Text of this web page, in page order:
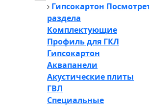
Гипсокартон
раздела
Комплектующие
Профиль для ГКЛ
Гипсокартон
Аквапанели
Акустические плиты
ГВЛ
Специальные